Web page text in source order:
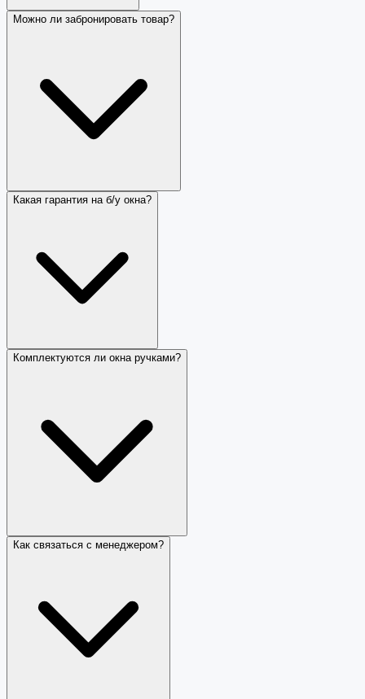
Можно ли забронировать товар?
Какая гарантия на б/у окна?
Комплектуются ли окна ручками?
Как связаться с менеджером?